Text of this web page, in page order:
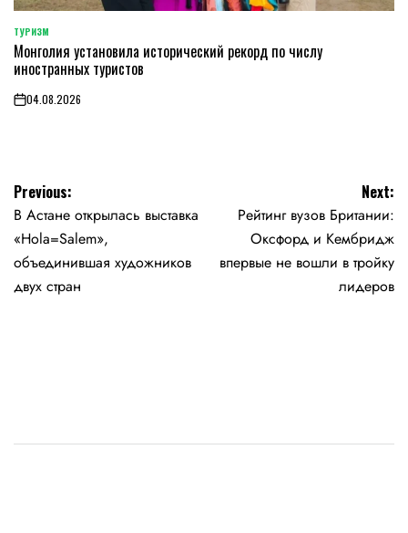
POSTED
IN
ТУРИЗМ
Монголия установила исторический рекорд по числу
иностранных туристов
on04.08.2026
Навигация
по
записям
Previous:
В Астане открылась выставка
«Hola=Salem»,
объединившая художников
двух стран
Next:
Рейтинг вузов Британии:
Оксфорд и Кембридж
впервые не вошли в тройку
лидеров